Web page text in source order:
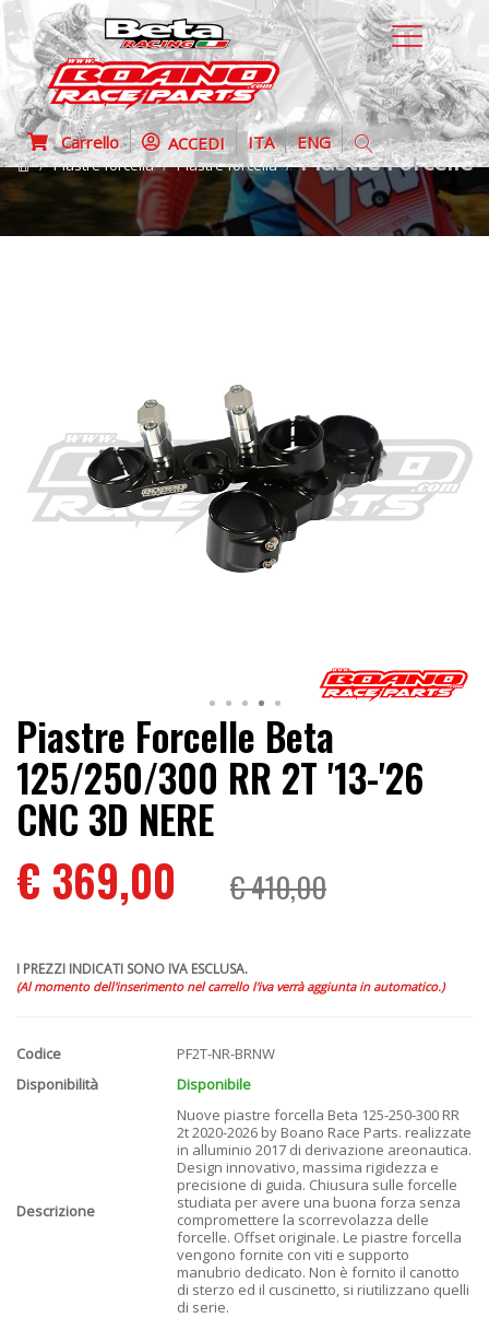
Carrello ACCEDI ITA ENG
Piastre forcella Piastre forcella Piastre Forcelle
Piastre Forcelle Beta
125/250/300 RR 2T '13-'26
CNC 3D NERE
€ 369,00 € 410,00
I PREZZI INDICATI SONO IVA ESCLUSA.
(Al momento dell'inserimento nel carrello l'iva verrà aggiunta in automatico.)
Codice
PF2T-NR-BRNW
Disponibilità
Disponibile
Descrizione
Nuove piastre forcella Beta 125-250-300 RR
2t 2020-2026 by Boano Race Parts. realizzate
in alluminio 2017 di derivazione areonautica.
Design innovativo, massima rigidezza e
precisione di guida. Chiusura sulle forcelle
studiata per avere una buona forza senza
compromettere la scorrevolazza delle
forcelle. Offset originale. Le piastre forcella
vengono fornite con viti e supporto
manubrio dedicato. Non è fornito il canotto
di sterzo ed il cuscinetto, si riutilizzano quelli
di serie.